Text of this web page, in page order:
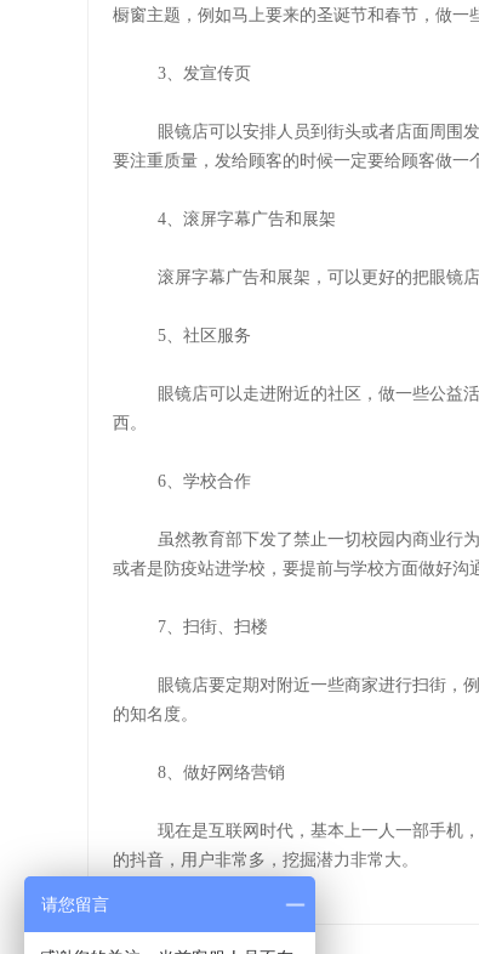
橱窗主题，例如马上要来的圣诞节和春节，做一
3、发宣传页
眼镜店可以安排人员到街头或者店面周围
要注重质量，发给顾客的时候一定要给顾客做一
4、滚屏字幕广告和展架
滚屏字幕广告和展架，可以更好的把眼镜
5、社区服务
眼镜店可以走进附近的社区，做一些公益
西。
6、学校合作
虽然教育部下发了禁止一切校园内商业行
或者是防疫站进学校，要提前与学校方面做好沟
7、扫街、扫楼
眼镜店要定期对附近一些商家进行扫街，
的知名度。
8、做好网络营销
现在是互联网时代，基本上一人一部手机
的抖音，用户非常多，挖掘潜力非常大。
请您留言